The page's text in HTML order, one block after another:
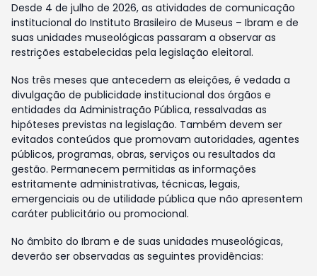
Desde 4 de julho de 2026, as atividades de comunicação
institucional do Instituto Brasileiro de Museus – Ibram e de
suas unidades museológicas passaram a observar as
restrições estabelecidas pela legislação eleitoral.
Nos três meses que antecedem as eleições, é vedada a
divulgação de publicidade institucional dos órgãos e
entidades da Administração Pública, ressalvadas as
hipóteses previstas na legislação. Também devem ser
evitados conteúdos que promovam autoridades, agentes
públicos, programas, obras, serviços ou resultados da
gestão. Permanecem permitidas as informações
estritamente administrativas, técnicas, legais,
emergenciais ou de utilidade pública que não apresentem
caráter publicitário ou promocional.
No âmbito do Ibram e de suas unidades museológicas,
deverão ser observadas as seguintes providências: